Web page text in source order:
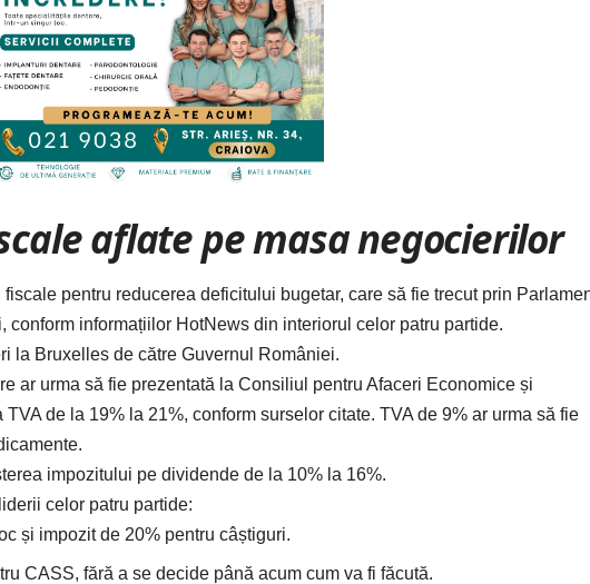
aflate pe masa negocierilor
pentru reducerea deficitului bugetar, care să fie trecut prin
conform informațiilor HotNews din interiorul celor patru partide.
la Bruxelles de către Guvernul României.
ar urma să fie prezentată la Consiliul pentru Afaceri Economice și
de la 19% la 21%, conform surselor citate. TVA de 9% ar urma să fie
impozitului pe dividende de la 10% la 16%.
celor patru partide:
și impozit de 20% pentru câștiguri.
CASS, fără a se decide până acum cum va fi făcută.